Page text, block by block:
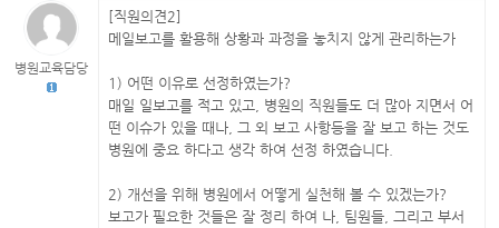
병원교육담당
[직원의견2]
메일보고를 활용해 상황과 과정을 놓치지 않게 관리하는가
1) 어떤 이유로 선정하였는가?
매일 일보고를 적고 있고, 병원의 직원들도 더 많아 지면서 어
떤 이슈가 있을 때나, 그 외 보고 사항등을 잘 보고 하는 것도
병원에 중요 하다고 생각 하여 선정 하였습니다.
2) 개선을 위해 병원에서 어떻게 실천해 볼 수 있겠는가?
보고가 필요한 것들은 잘 정리 하여 나, 팀원들, 그리고 부서